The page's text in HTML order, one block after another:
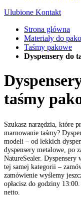
Ulubione Kontakt
Strona główna
Materiały do
Taśmy pakowe
Dyspensery do
taśmy
Szukasz narzędzia, które
marnowanie taśmy?
modeli – od lekkich
dyspensery metalowe, po
NatureSealer. Dyspensery
tej samej kategorii –
zamówienie wyślemy
opłacisz do godziny
netto.